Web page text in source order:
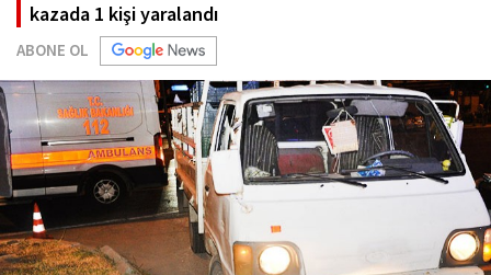
kazada 1 kişi yaralandı
ABONE OL